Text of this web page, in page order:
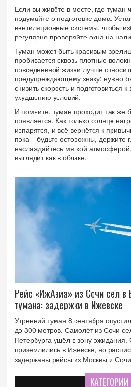
Если вы живёте в месте, где туман
подумайте о подготовке дома.
вентиляционные системы, чтобы
регулярно проверяйте окна на
Туман может быть красивым
пробивается сквозь плотные
повседневной жизни лучше
предупреждающему знаку: нужно
снизить скорость и подготовиться
ухудшению условий.
И помните, туман проходит так же
появляется. Как только солнце
испарятся, и всё вернётся к
пока – будьте осторожны, держите
наслаждайтесь мягкой атмосферой,
выглядит как в облаке.
Рейс «ИжАвиа» из Сочи сел в
тумана: задержки в Ижевске
Утренний туман 8 сентября
до 300 метров. Самолёт из Сочи
Петербурга ушёл в зону
приземлились в Ижевске, но
задержаны рейсы из Москвы и
КАТЕГОРИИ